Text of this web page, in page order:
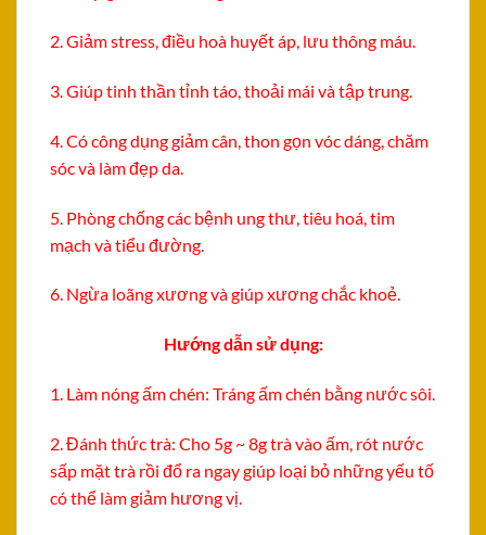
2. Giảm stress, điều hoà huyết áp, lưu thông máu.
3. Giúp tinh thần tỉnh táo, thoải mái và tập trung.
4. Có công dụng giảm cân, thon gọn vóc dáng, chăm
sóc và làm đẹp da.
5. Phòng chống các bệnh ung thư, tiêu hoá, tim
mạch và tiểu đường.
6. Ngừa loãng xương và giúp xương chắc khoẻ.
Hướng dẫn sử dụng:
1. Làm nóng ấm chén: Tráng ấm chén bằng nước sôi.
2. Đánh thức trà: Cho 5g ~ 8g trà vào ấm, rót nước
sấp mặt trà rồi đổ ra ngay giúp loại bỏ những yếu tố
có thể làm giảm hương vị.